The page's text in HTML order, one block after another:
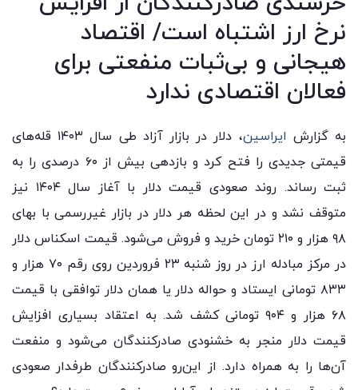
نرخ ارز اشتباه است/ اقتصاد
هیجانی و بی‌ثبات منفعتی برای
فعالان اقتصادی ندارد
به گزارش ایراسین
، دلار در بازار آزاد طی سال ۱۴۰۳ قله‌های
قیمتی جدیدی را فتح کرد و بازدهی بیش از ۶۰ درصدی را به
ثبت رساند. روند صعودی قیمت دلار با آغاز سال ۱۴۰۴ نیز
متوقف نشد و در این لحظه هر دلار در بازار غیررسمی با بهای
۹۸ هزار و ۲۱۰ تومان خرید و فروش می‌شود. قیمت اسکناس دلار
در مرکز مبادله ارز در روز شنبه ۲۳ فروردین روی رقم ۷۰ هزار و
۸۳۳ تومانی ایستاد و حواله دلار یا همان دلار توافقی با قیمت
۶۸ هزار و ۹۰۴ تومانی کشف شد. به اعتقاد بسیاری افزایش
قیمت دلار منجر به خشنودی صادرکنندگان می‌شود و منفعت
آن‌ها را به همراه دارد. از این‌رو صادرکنندگان طرفدار صعودی